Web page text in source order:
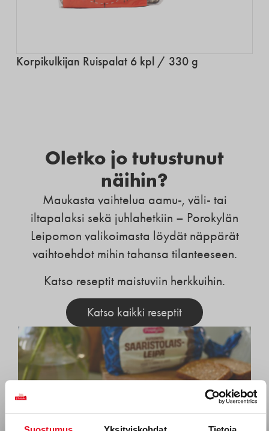
Korpikulkijan Ruispalat 6 kpl / 330 g
Oletko jo tutustunut
näihin?
Maukasta vaihtelua aamu-, väli- tai
iltapalaksi sekä juhlahetkiin – Porokylän
Leipomon valikoimasta löydät näppärät
vaihtoehdot mihin tahansa tilanteeseen.
Katso reseptit maistuviin herkkuihin.
Katso kaikki reseptit